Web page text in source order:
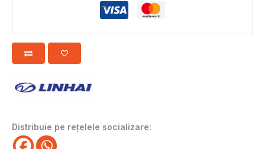
Distribuie pe rețelele socializare: